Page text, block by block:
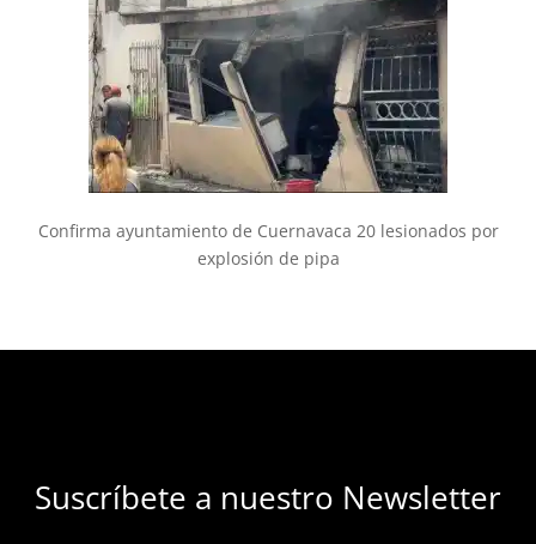
Confirma ayuntamiento de Cuernavaca 20 lesionados por
explosión de pipa
Suscríbete a nuestro Newsletter